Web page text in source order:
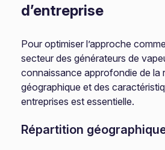
d’entreprise
Pour optimiser l’approche
secteur des générateurs de
connaissance approfondie de la
géographique et des
entreprises est essentielle.
Répartition